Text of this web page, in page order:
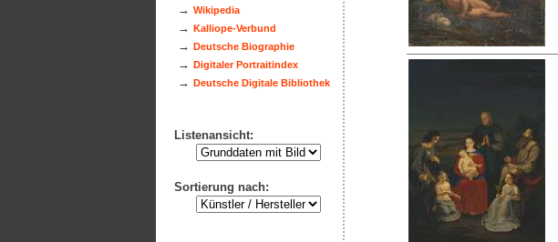
→ Wikipedia
→ Kalliope-Verbund
→ Deutsche Biographie
→ Digitaler Portraitindex
→ Deutsche Digitale Bibliothek
Listenansicht:
Sortierung nach: